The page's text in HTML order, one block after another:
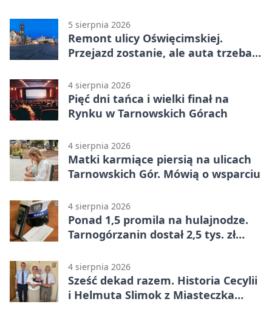
5 sierpnia 2026
Remont ulicy Oświęcimskiej.
Przejazd zostanie, ale auta trzeba
4 sierpnia 2026
Pięć dni tańca i wielki finał na
Rynku w Tarnowskich Górach
4 sierpnia 2026
Matki karmiące piersią na ulicach
Tarnowskich Gór. Mówią o wsparciu
4 sierpnia 2026
Ponad 1,5 promila na hulajnodze.
Tarnogórzanin dostał 2,5 tys. zł
4 sierpnia 2026
Sześć dekad razem. Historia Cecylii
i Helmuta Slimok z Miasteczka